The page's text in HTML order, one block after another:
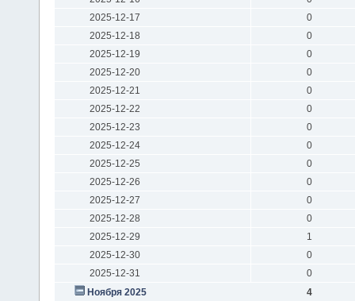
2025-12-17
0
2025-12-18
0
2025-12-19
0
2025-12-20
0
2025-12-21
0
2025-12-22
0
2025-12-23
0
2025-12-24
0
2025-12-25
0
2025-12-26
0
2025-12-27
0
2025-12-28
0
2025-12-29
1
2025-12-30
0
2025-12-31
0
Ноября 2025
4